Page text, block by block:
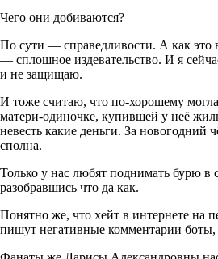
Чего они добиваются?
По сути — справедливости. А как это
— сплошное издевательство. И я
и не защищаю.
И тоже считаю, что по-хорошему
матери-одиночке, купившей у неё
невесть какие деньги. За новогодний
сполна.
Только у нас любят поднимать бурю в
разобравшись что да как.
Понятно же, что хейт в интернете на
пишут негативные комментарии